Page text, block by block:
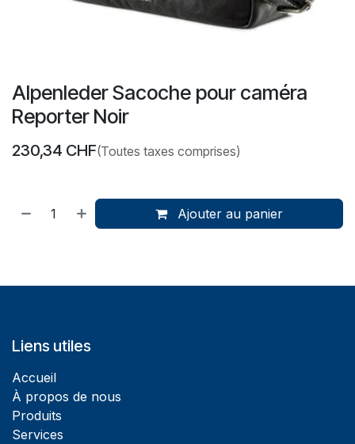
Alpenleder Sacoche pour caméra
Reporter Noir
230,34 CHF(Toutes taxes comprises)
Ajouter au panier
Liens utiles
Accueil
À propos de nous
Produits
Services